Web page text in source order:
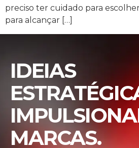
preciso ter cuidado para
para alcançar […]
IDEIAS
MARCAS.